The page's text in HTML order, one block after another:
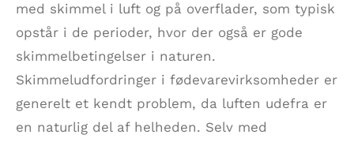
med skimmel i luft og på overflader, som typisk
opstår i de perioder, hvor der også er gode
skimmelbetingelser i naturen.
Skimmeludfordringer i fødevarevirksomheder er
generelt et kendt problem, da luften udefra er
en naturlig del af helheden. Selv med